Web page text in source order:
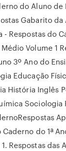
do Aluno de
Gabarito
- Respostas do
Volume 1
3º Ano do
Educação
História Inglês
Sociologia
do 1ª
Respostas das